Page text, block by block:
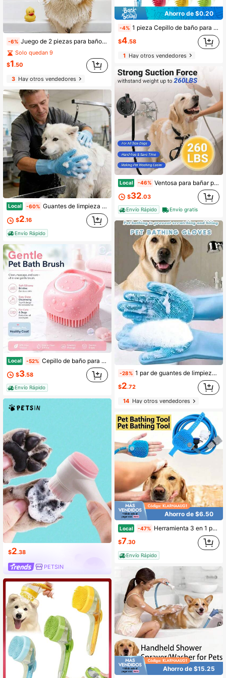
-6% Juego de 2 piezas para baño de mascotas, que incluye cepillo de champú para mascotas + cepillo de dientes para mascotas, cepillo de baño de goma de silicona para masaje, y guante de baño y masaje para perros y gatos con depósito para champú, herramientas de aseo para perros y gatos
Solo quedan 9
$1.50
3Hay otros vendedores
Local -60% Guantes de limpieza multifuncionales de silicona, guantes reutilizables resistentes al calor e impermeables para bañar y acicalar mascotas perro gato, lavar platos, cocina, baño, lavar el coche, suministros de limpieza del hogar
$2.16
Envío Rápido
Local -52% Cepillo de baño para perros, cepillo 2 en 1 para el aseo con dispensador de champú incorporado, cerdas de silicona suaves para baño y masaje, diseño fácil de limpiar para perros, gatos y mascotas pequeñas
$3.58
Envío Rápido
$2.38
PETSIN
Ahorro de $0.20
-4% 1 pieza Cepillo de baño para mascotas de silicona suave con mango largo y dispensador de champú, masaje suave para acicalamiento y limpieza de pelaje y pelo, cepillo de baño para perros pequeños y gatos: herramienta especializada para el lavado de mascotas, cepillo de masaje y frotado - Artículo esencial para el baño de mascotas
$4.58
1Hay otros vendedores
Local -46% Ventosa para bañar perros con correa, correa de nylon de alta elasticidad para bañar perros con ventosa potente para ducha, recorte y aseo de mascotas, cachorros y gatos
$32.03
Envío Rápido Envío gratis
-28% 1 par de guantes de limpieza y aseo para mascotas, guantes para bañar y enchampujar perros y gatos, esponja mágica para fregar y limpiar platos, guantes de silicona para quitar el pelo
$2.72
14Hay otros vendedores
Ahorro de $6.50
Local -47% Herramienta 3 en 1 para bañar perros y gatos. Combina funciones de enjuague, cepillado y masaje en una sola unidad portátil. Incluye una manguera de silicona suave de alta calidad de 250 cm y tres boquillas intercambiables: un accesorio imprescindible para el baño de tu mascota.
$7.30
Envío Rápido
Ahorro de $15.25